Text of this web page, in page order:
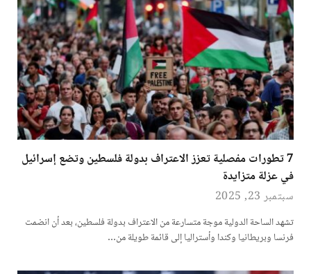
7 تطورات مفصلية تعزز الاعتراف بدولة فلسطين وتضع إسرائيل
في عزلة متزايدة
سبتمبر 23, 2025
تشهد الساحة الدولية موجة متسارعة من الاعتراف بدولة فلسطين، بعد أن انضمت
فرنسا وبريطانيا وكندا وأستراليا إلى قائمة طويلة من…